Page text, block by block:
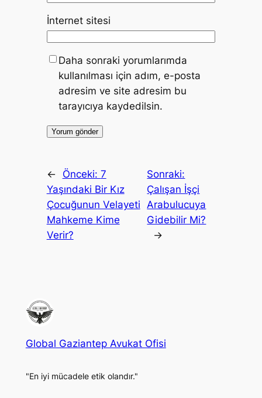
İnternet sitesi
Daha sonraki yorumlarımda
kullanılması için adım, e-posta
adresim ve site adresim bu
tarayıcıya kaydedilsin.
← Önceki: 7
Yaşındaki Bir Kız
Çocuğunun Velayeti
Mahkeme Kime
Verir?
Sonraki:
Çalışan İşçi
Arabulucuya
Gidebilir Mi?
→
Global Gaziantep Avukat Ofisi
"En iyi mücadele etik olandır."